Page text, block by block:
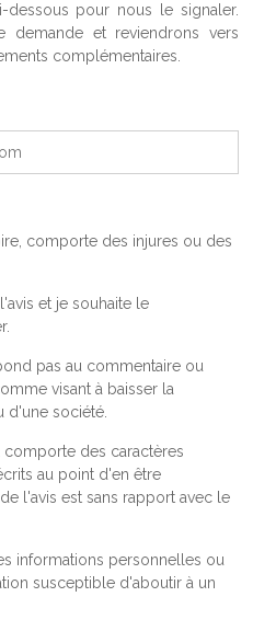
pour nous le signaler.
demande et reviendrons vers
complémentaires.
comporte des injures ou des
et je souhaite le
pas au commentaire ou
visant à baisser la
d'une société.
comporte des caractères
au point d'en être
l'avis est sans rapport avec le
informations personnelles ou
susceptible d'aboutir à un